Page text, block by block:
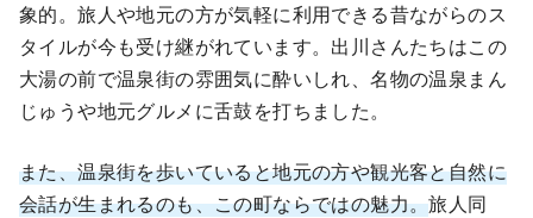
象的。旅人や地元の方が気軽に利用できる昔ながらのス
タイルが今も受け継がれています。出川さんたちはこの
大湯の前で温泉街の雰囲気に酔いしれ、名物の温泉まん
じゅうや地元グルメに舌鼓を打ちました。
また、温泉街を歩いていると地元の方や観光客と自然に
会話が生まれるのも、この町ならではの魅力。旅人同